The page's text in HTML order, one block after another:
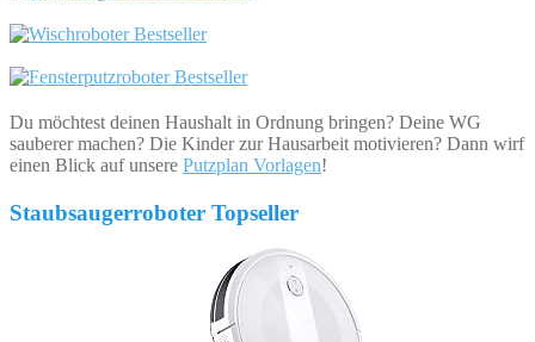
Du möchtest deinen Haushalt in Ordnung bringen? Deine WG
sauberer machen? Die Kinder zur Hausarbeit motivieren? Dann wirf
einen Blick auf unsere Putzplan Vorlagen!
Staubsaugerroboter Topseller